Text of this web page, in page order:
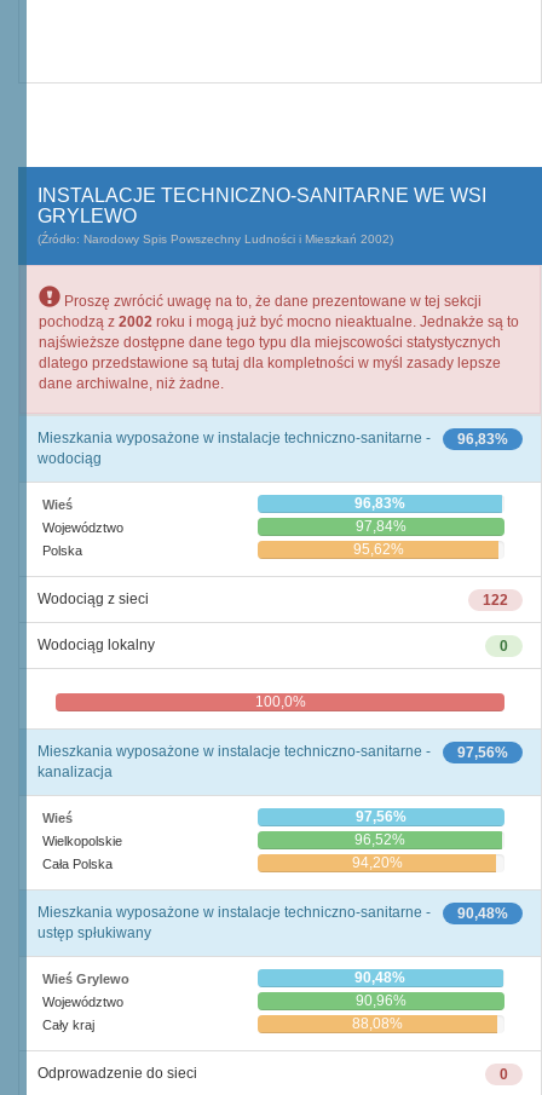
INSTALACJE TECHNICZNO-SANITARNE WE WSI
GRYLEWO
(Źródło: Narodowy Spis Powszechny Ludności i Mieszkań 2002)
Proszę zwrócić uwagę na to, że dane prezentowane w tej sekcji
pochodzą z 2002 roku i mogą już być mocno nieaktualne. Jednakże są to
najświeższe dostępne dane tego typu dla miejscowości statystycznych
dlatego przedstawione są tutaj dla kompletności w myśl zasady lepsze
dane archiwalne, niż żadne.
96,83%
Mieszkania wyposażone w instalacje techniczno-sanitarne -
wodociąg
Wieś 96,83%
Województwo 97,84%
Polska 95,62%
122
Wodociąg z sieci
0
Wodociąg lokalny
100,0%
97,56%
Mieszkania wyposażone w instalacje techniczno-sanitarne -
kanalizacja
Wieś 97,56%
Wielkopolskie 96,52%
Cała Polska 94,20%
90,48%
Mieszkania wyposażone w instalacje techniczno-sanitarne -
ustęp spłukiwany
Wieś Grylewo 90,48%
Województwo 90,96%
Cały kraj 88,08%
0
Odprowadzenie do sieci